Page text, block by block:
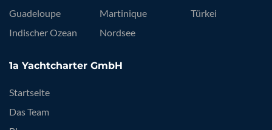
Guadeloupe
Indischer Ozean
Martinique
Nordsee
Türkei
1a Yachtcharter GmbH
Startseite
Das Team